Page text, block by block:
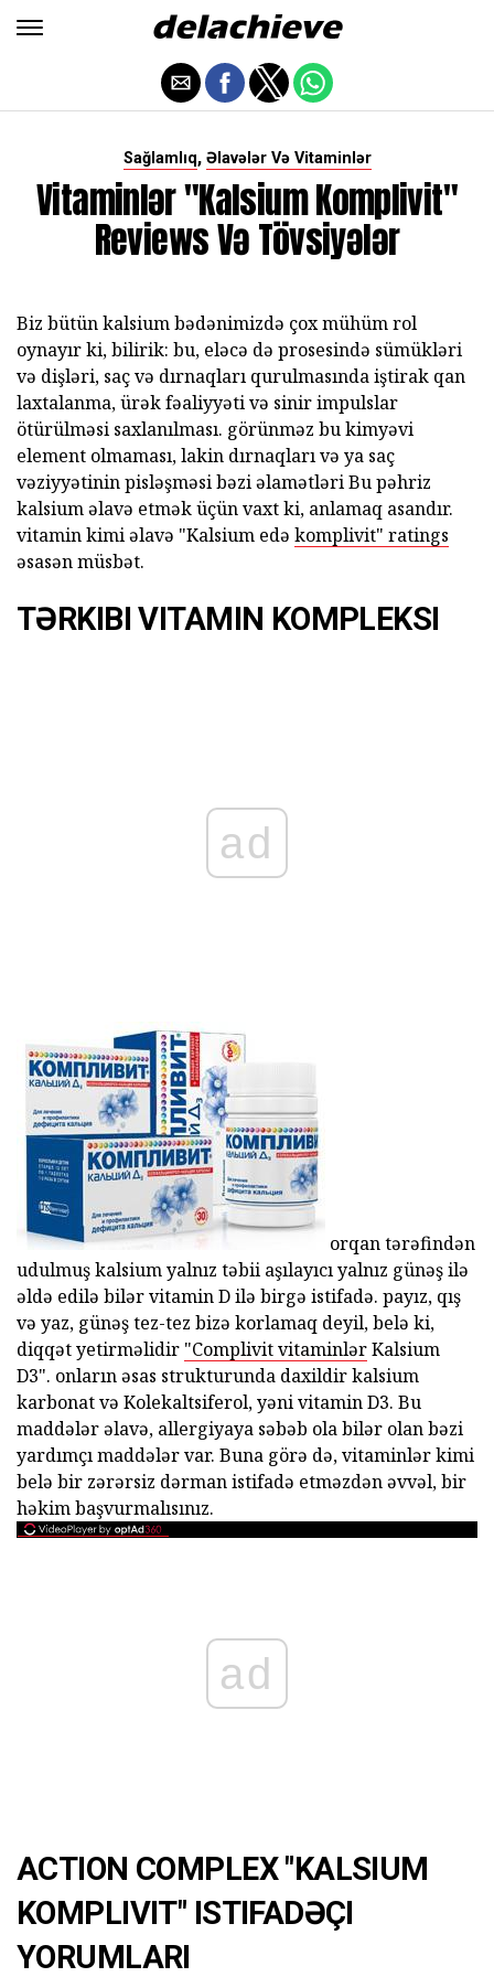
Sağlamlıq, Əlavələr Və Vitaminlər
Vitaminlər "Kalsium Komplivit"
Reviews Və Tövsiyələr
Biz bütün kalsium bədənimizdə çox mühüm rol
oynayır ki, bilirik: bu, eləcə də prosesində sümükləri
və dişləri, saç və dırnaqları qurulmasında iştirak qan
laxtalanma, ürək fəaliyyəti və sinir impulslar
ötürülməsi saxlanılması. görünməz bu kimyəvi
element olmaması, lakin dırnaqları və ya saç
vəziyyətinin pisləşməsi bəzi əlamətləri Bu pəhriz
kalsium əlavə etmək üçün vaxt ki, anlamaq asandır.
vitamin kimi əlavə "Kalsium edə komplivit" ratings
əsasən müsbət.
TƏRKIBI VITAMIN KOMPLEKSI
ad
orqan tərəfindən
udulmuş kalsium yalnız təbii aşılayıcı yalnız günəş ilə
əldə edilə bilər vitamin D ilə birgə istifadə. payız, qış
və yaz, günəş tez-tez bizə korlamaq deyil, belə ki,
diqqət yetirməlidir "Complivit vitaminlərKalsium
D3". onların əsas strukturunda daxildir kalsium
karbonat və Kolekaltsiferol, yəni vitamin D3. Bu
maddələr əlavə, allergiyaya səbəb ola bilər olan bəzi
yardımçı maddələr var. Buna görə də, vitaminlər kimi
belə bir zərərsiz dərman istifadə etməzdən əvvəl, bir
həkim başvurmalısınız.
ad
ACTION COMPLEX "KALSIUM
KOMPLIVIT" ISTIFADƏÇI
YORUMLARI